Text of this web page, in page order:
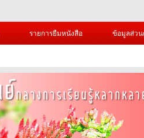
รายการยืมหนังสือ ข้อมูลส่ว